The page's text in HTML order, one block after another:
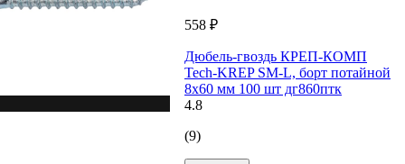
558 ₽
Дюбель-гвоздь КРЕП-КОМП
Tech-KREP SM-L, борт потайной
8х60 мм 100 шт дг860птк
4.8
(9)